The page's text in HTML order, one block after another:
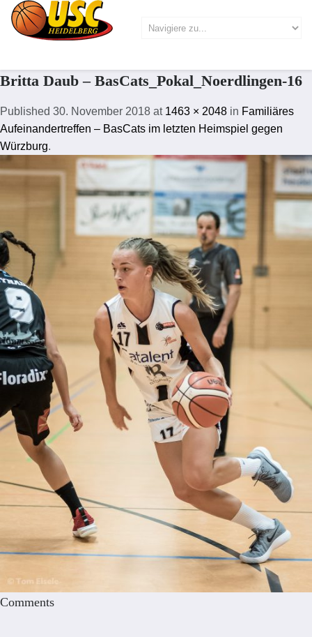
Britta Daub – BasCats_Pokal_Noerdlingen-16
Published 30. November 2018 at 1463 × 2048 in Familiäres
Aufeinandertreffen – BasCats im letzten Heimspiel gegen
Würzburg.
Comments